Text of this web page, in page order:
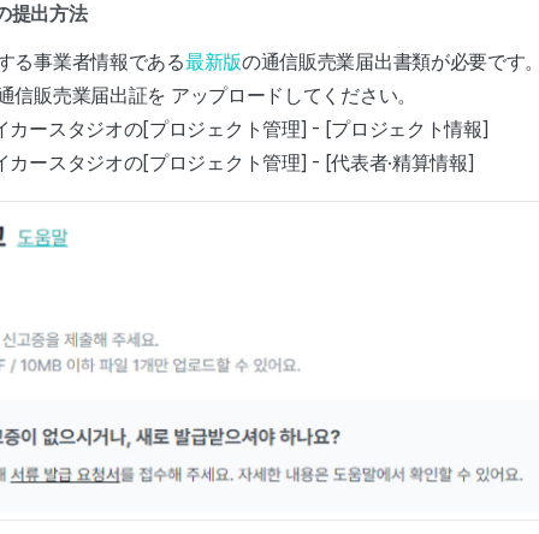
提出方法
る事業者情報である最新版の通信販売業届出書類が必要です
信販売業届出証を アップロードしてください。
カースタジオの[プロジェクト管理] - [プロジェクト情報]
カースタジオの[プロジェクト管理] - [代表者·精算情報]